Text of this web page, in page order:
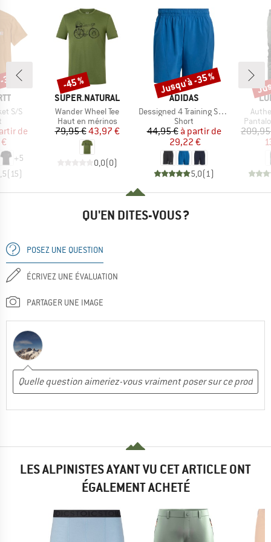
S/S
group
réduit
de
+5
(15)
%
MARQUE
SUPER.NATURAL
Article
Wander Wheel Tee
Product group
Haut en mérinos
Prix
79,95 €Prix réduit
43,97 €
0,0(0)
Remise
-45 %
MARQUE
ADIDAS
Article
Dessigned 4 Training Short
Product group
Short
Prix
44,95 € Prix réduit
à partir de
29,22 €
5,0(1 )
Remise
Jusqu'à -35 %
QU'EN DITES-VOUS ?
POSEZ UNE QUESTION
ÉCRIVEZ UNE ÉVALUATION
PARTAGER UNE IMAGE
LES ALPINISTES AYANT VU CET ARTICLE ONT
ÉGALEMENT ACHETÉ